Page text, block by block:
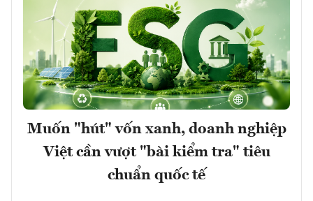
Muốn "hút" vốn xanh, doanh nghiệp
Việt cần vượt "bài kiểm tra" tiêu
chuẩn quốc tế